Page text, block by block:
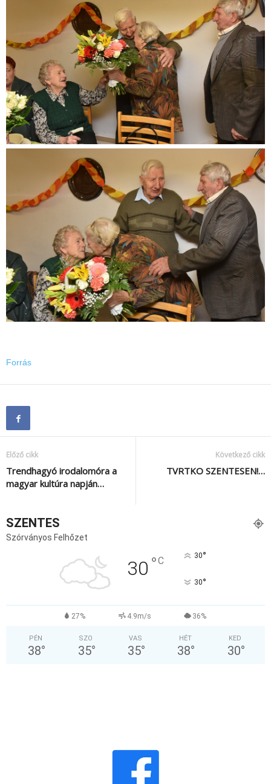
Forrás
Előző cikk
Trendhagyó irodalomóra a
magyar kultúra napján…
Következő cikk
TVRTKO SZENTESEN!…
SZENTES
Szórványos Felhőzet
30 °C 30°
30°
27% 4.9m/s 36%
PÉN
38°
SZO
35°
VAS
35°
HÉT
38°
KED
30°